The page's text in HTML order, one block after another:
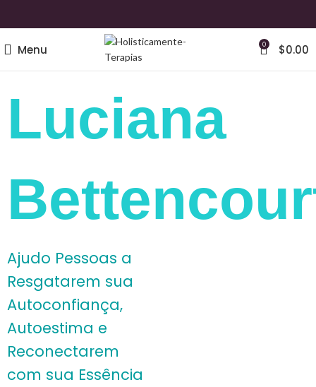
Menu 0 $0.00
Luciana
Ajudo Pessoas a
Resgatarem sua
Autoconfiança,
Autoestima e
Reconectarem
com sua Essência